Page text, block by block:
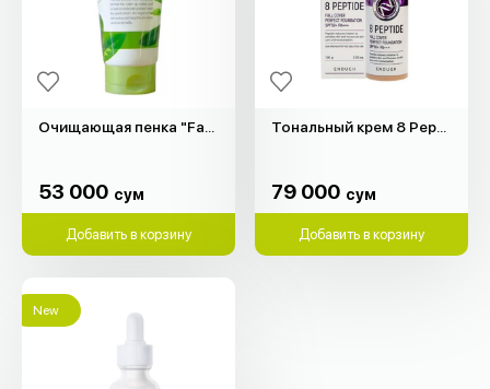
Очищающая пенка "Farm Stay" (180мл)
53 000 сум
Добавить в корзину
Тональный крем 8 Peptide "Enough" (100гр)
79 000 сум
Добавить в корзину
New